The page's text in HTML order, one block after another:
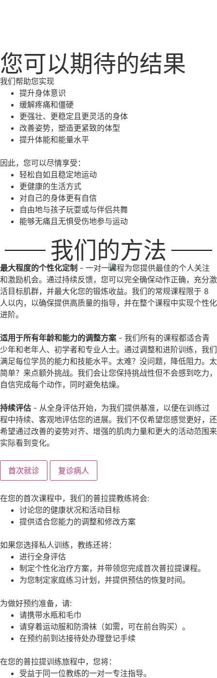
您可以期待的结果
我们帮助您实现
提升身体意识
缓解疼痛和僵硬
更强壮、更稳定且更灵活的身体
改善姿势，塑造更紧致的体型
提升体能和能量水平
因此，您可以尽情享受：
轻松自如且稳定地运动
更健康的生活方式
对自己的身体更有自信
自由地与孩子玩耍或与伴侣共舞
能够无痛且无惧受伤地参与运动
我们的方法
最大程度的个性化定制 - 一对一课程为您提供最佳的个人关注
和激励机会。通过持续反馈，您可以完全确保动作正确，充分激
活目标肌群，并最大化您的锻炼收益。我们的常规课程限于 8
人以内，以确保提供高质量的指导，并在整个课程中实现个性化
进阶。
适用于所有年龄和能力的调整方案 - 我们所有的课程都适合青
少年和老年人、初学者和专业人士。通过调整和进阶训练，我们
满足每位学员的能力和技能水平。太难？没问题，降低阻力。太
简单？来点额外挑战。我们会让您保持挑战性但不会感到吃力，
自信完成每个动作，同时避免枯燥。
持续评估 - 从全身评估开始，为我们提供基准，以便在训练过
程中持续、客观地评估您的进展。我们不仅希望您感觉更好，还
希望通过改善的姿势对齐、增强的肌肉力量和更大的活动范围来
实际看到变化。
首次就诊 复诊病人
在您的首次课程中，我们的普拉提教练将会:
讨论您的健康状况和活动目标
提供适合您能力的调整和修改方案
如果您选择私人训练，教练还将：
进行全身评估
制定个性化治疗方案，并带领您完成首次普拉提课程。
为您制定家庭练习计划，并提供预估的恢复时间。
为做好预约准备，请:
请携带水瓶和毛巾
请穿着运动服和防滑袜（如需，可在前台购买）。
在预约前到达接待处办理登记手续
在您的普拉提训练旅程中，您将：
受益于同一位教练的一对一专注指导。